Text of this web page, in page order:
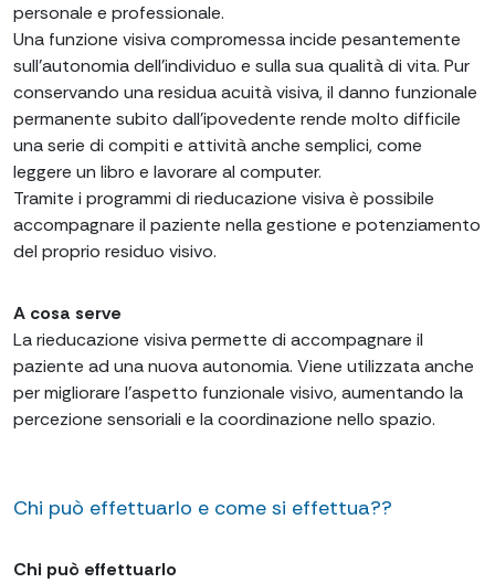
personale e professionale.
Una funzione visiva compromessa incide pesantemente
sull’autonomia dell’individuo e sulla sua qualità di vita. Pur
conservando una residua acuità visiva, il danno funzionale
permanente subito dall’ipovedente rende molto difficile
una serie di compiti e attività anche semplici, come
leggere un libro e lavorare al computer.
Tramite i programmi di rieducazione visiva è possibile
accompagnare il paziente nella gestione e potenziamento
del proprio residuo visivo.
A cosa serve
La rieducazione visiva permette di accompagnare il
paziente ad una nuova autonomia. Viene utilizzata anche
per migliorare l’aspetto funzionale visivo, aumentando la
percezione sensoriali e la coordinazione nello spazio.
Chi può effettuarlo e come si effettua??
Chi può effettuarlo